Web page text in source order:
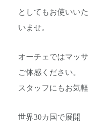
としてもお使いい
いませ。
オーチェではマッ
ご体感ください。
スタッフにもお気
世界30カ国で展開